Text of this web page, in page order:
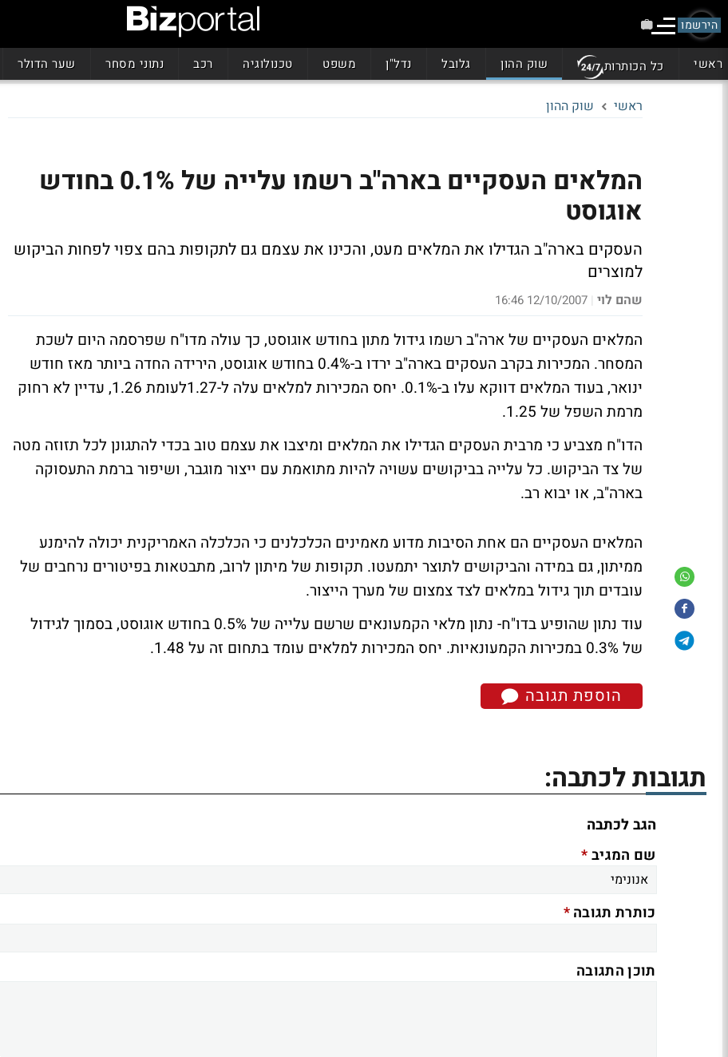
הירשמו
ראשי כל הכותרות שוק ההון גלובל נדל"ן משפט טכנולוגיה רכב נתוני מסחר שער הדולר
ראשי שוק ההון
המלאים העסקיים בארה"ב רשמו עלייה של 0.1% בחודש
אוגוסט
העסקים בארה"ב הגדילו את המלאים מעט, והכינו את עצמם גם לתקופות בהם צפוי לפחות הביקוש
למוצרים
שהם לוי |
12/10/2007 16:46
המלאים העסקיים של ארה"ב רשמו גידול מתון בחודש אוגוסט, כך עולה מדו"ח שפרסמה היום לשכת
המסחר. המכירות בקרב העסקים בארה"ב ירדו ב-0.4% בחודש אוגוסט, הירידה החדה ביותר מאז חודש
ינואר, בעוד המלאים דווקא עלו ב-0.1%. יחס המכירות למלאים עלה ל-1.27לעומת 1.26, עדיין לא רחוק
מרמת השפל של 1.25.
הדו"ח מצביע כי מרבית העסקים הגדילו את המלאים ומיצבו את עצמם טוב בכדי להתגונן לכל תזוזה מטה
של צד הביקוש. כל עלייה בביקושים עשויה להיות מתואמת עם ייצור מוגבר, ושיפור ברמת התעסוקה
בארה"ב, או יבוא רב.
המלאים העסקיים הם אחת הסיבות מדוע מאמינים הכלכלנים כי הכלכלה האמריקנית יכולה להימנע
ממיתון, גם במידה והביקושים לתוצר יתמעטו. תקופות של מיתון לרוב, מתבטאות בפיטורים נרחבים של
עובדים תוך גידול במלאים לצד צמצום של מערך הייצור.
עוד נתון שהופיע בדו"ח- נתון מלאי הקמעונאים שרשם עלייה של 0.5% בחודש אוגוסט, בסמוך לגידול
של 0.3% במכירות הקמעונאיות. יחס המכירות למלאים עומד בתחום זה על 1.48.
הוספת תגובה
תגובות לכתבה:
הגב לכתבה
שם המגיב*
כותרת תגובה*
תוכן התגובה